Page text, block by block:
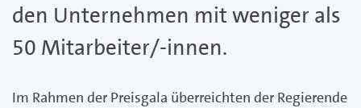
den Unternehmen mit weniger als
50 Mitarbeiter/-innen.
Im Rahmen der Preisgala überreichten der Regierende